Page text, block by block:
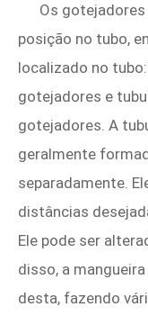
Os
posição no tubo,
localizado no
gotejadores e
gotejadores. A
geralmente
separadamente.
distâncias
Ele pode ser
disso, a
desta, fazendo